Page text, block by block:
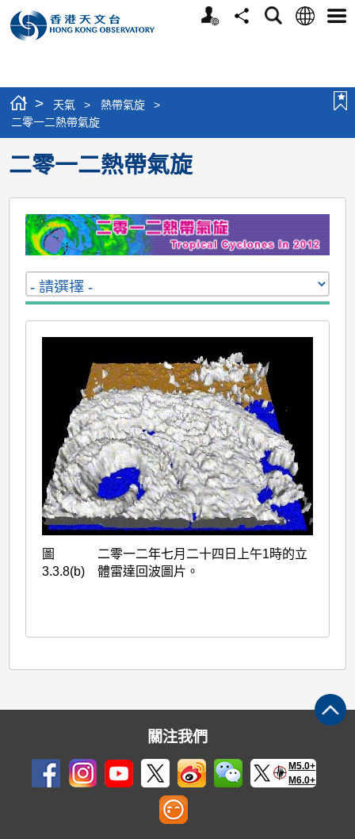
個
分
搜
語
選
> 天氣 > 熱帶氣旋
>
二零一二熱帶氣旋
二零一二熱帶氣旋
圖
3.3.8(b)
二零一二年七月二十四日上午1時的立
體雷達回波圖片。
關注我們
M5.0+
M6.0+